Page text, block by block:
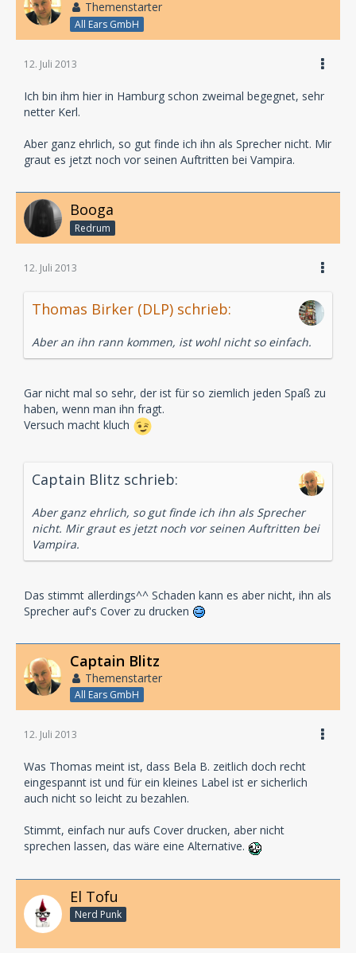
Themenstarter
All Ears GmbH
12. Juli 2013
Ich bin ihm hier in Hamburg schon zweimal begegnet, sehr
netter Kerl.
Aber ganz ehrlich, so gut finde ich ihn als Sprecher nicht. Mir
graut es jetzt noch vor seinen Auftritten bei Vampira.
Booga
Redrum
12. Juli 2013
Thomas Birker (DLP) schrieb:
Aber an ihn rann kommen, ist wohl nicht so einfach.
Gar nicht mal so sehr, der ist für so ziemlich jeden Spaß zu
haben, wenn man ihn fragt.
Versuch macht kluch
Captain Blitz schrieb:
Aber ganz ehrlich, so gut finde ich ihn als Sprecher
nicht. Mir graut es jetzt noch vor seinen Auftritten bei
Vampira.
Das stimmt allerdings^^ Schaden kann es aber nicht, ihn als
Sprecher auf's Cover zu drucken
Captain Blitz
Themenstarter
All Ears GmbH
12. Juli 2013
Was Thomas meint ist, dass Bela B. zeitlich doch recht
eingespannt ist und für ein kleines Label ist er sicherlich
auch nicht so leicht zu bezahlen.
Stimmt, einfach nur aufs Cover drucken, aber nicht
sprechen lassen, das wäre eine Alternative.
El Tofu
Nerd Punk